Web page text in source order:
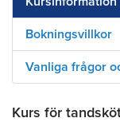
Bokningsvillkor
Vanliga frågor
Kurs för